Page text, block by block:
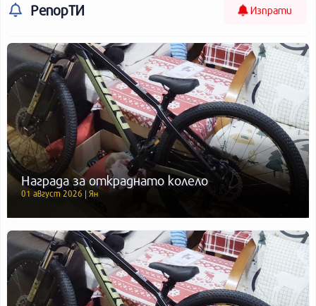
РепорТИ Изпрати
Награда за откраднато колело
01 август 2026 | Ян